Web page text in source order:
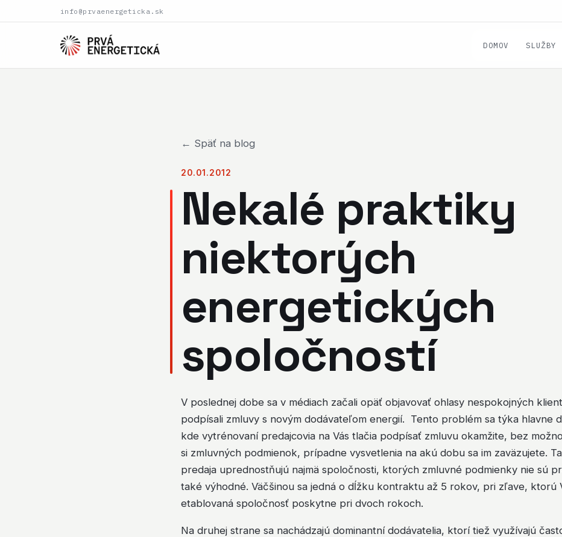
info@prvaenergeticka.sk
DOMOV SLUŽBY
← Späť na blog
20.01.2012
Nekalé praktiky
niektorých
energetických
spoločností
V poslednej dobe sa v médiach začali opäť objavovať ohlasy nespokojných
podpísali zmluvy s novým dodávateľom energií. Tento problém sa týka hlavne
kde vytrénovaní predajcovia na Vás tlačia podpísať zmluvu okamžite, bez
si zmluvných podmienok, prípadne vysvetlenia na akú dobu sa im zaväzujete.
predaja uprednostňujú najmä spoločnosti, ktorých zmluvné podmienky nie sú
také výhodné. Väčšinou sa jedná o dĺžku kontraktu až 5 rokov, pri zľave, ktorú
etablovaná spoločnosť poskytne pri dvoch rokoch.
Na druhej strane sa nachádzajú dominantní dodávatelia, ktorí tiež využívajú